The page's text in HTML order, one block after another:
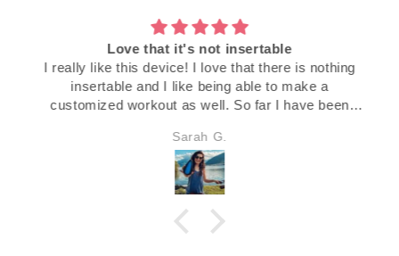
Love that it's not insertable
I really like this device! I love that there is nothing
insertable and I like being able to make a
customized workout as well. So far I have been
Sarah G.